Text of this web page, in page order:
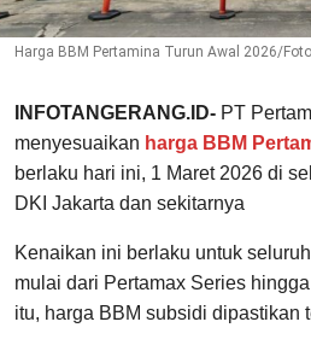
Harga BBM Pertamina Turun Awal 2026/
INFOTANGERANG.ID- PT
menyesuaikan harga BBM
berlaku hari ini, 1 Maret 2026 di
DKI Jakarta dan sekitarnya
Kenaikan ini berlaku untuk
mulai dari Pertamax Series
itu, harga BBM subsidi dipastikan